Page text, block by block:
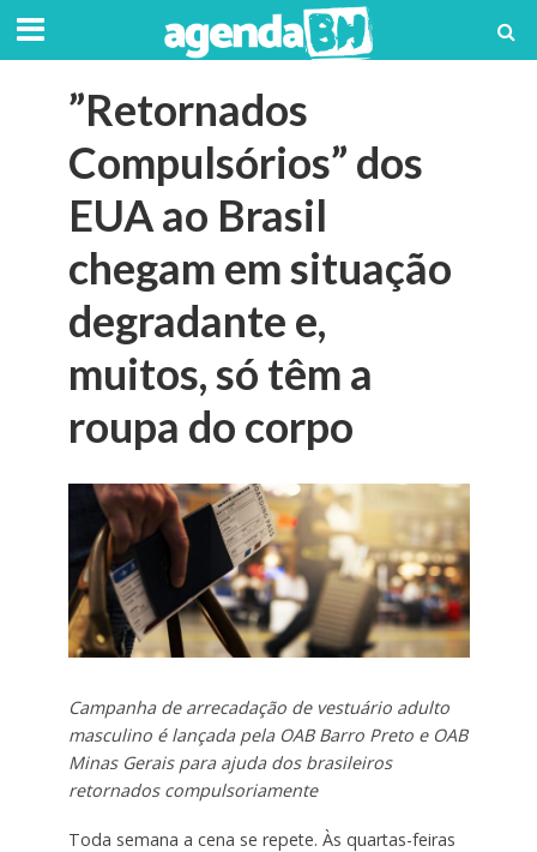
”Retornados
Compulsórios” dos
EUA ao Brasil
chegam em situação
degradante e,
muitos, só têm a
roupa do corpo
Campanha de arrecadação de vestuário adulto
masculino é lançada pela OAB Barro Preto e OAB
Minas Gerais para ajuda dos brasileiros
retornados compulsoriamente
Toda semana a cena se repete. Às quartas-feiras